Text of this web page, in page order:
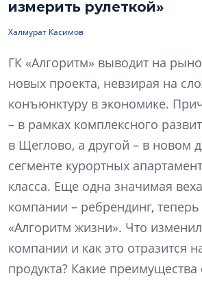
измерить рулеткой»
Халмурат Касимов
ГК «Алгоритм» выводит на
новых проекта, невзирая на
конъюнктуру в экономике.
– в рамках комплексного
в Щеглово, а другой – в новом
сегменте курортных
класса. Еще одна значимая
компании – ребрендинг,
«Алгоритм жизни». Что
компании и как это отразится
продукта? Какие преимущества